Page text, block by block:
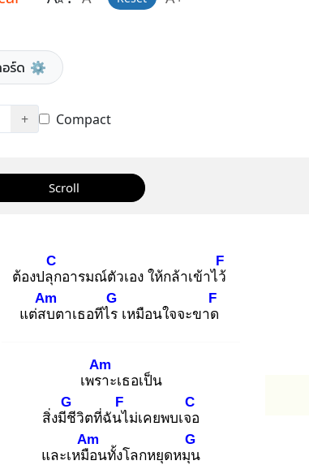
ร์ด ⚙️
+ Compact
Scroll
ต้องปลุก
C
อารมณ์ตัวเอง ให้กล้าเข้าไว้
F
แต่สบ
Am
ตาเธอทีไร
G
เหมือนใจจะขาด
F
เพรา
Am
ะเธอเป็น
สิ่งมีชี
G
วิตที่ฉันไ
F
ม่เคยพบเจอ
C
และเหมือ
Am
นทั้งโลกหยุดหมุน
G